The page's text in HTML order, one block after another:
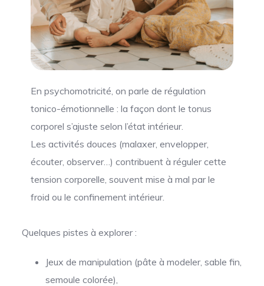
En psychomotricité, on parle de régulation
tonico-émotionnelle : la façon dont le tonus
corporel s’ajuste selon l’état intérieur.
Les activités douces (malaxer, envelopper,
écouter, observer…) contribuent à réguler cette
tension corporelle, souvent mise à mal par le
froid ou le confinement intérieur.
Quelques pistes à explorer :
Jeux de manipulation (pâte à modeler, sable fin,
semoule colorée),